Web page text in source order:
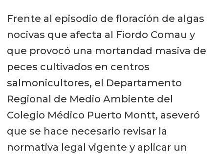
Frente al episodio de floración de algas
nocivas que afecta al Fiordo Comau y
que provocó una mortandad masiva de
peces cultivados en centros
salmonicultores, el Departamento
Regional de Medio Ambiente del
Colegio Médico Puerto Montt, aseveró
que se hace necesario revisar la
normativa legal vigente y aplicar un